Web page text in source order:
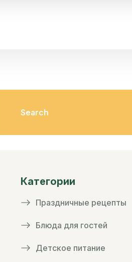
Категории
Праздничные рецепты
Блюда для гостей
Детское питание